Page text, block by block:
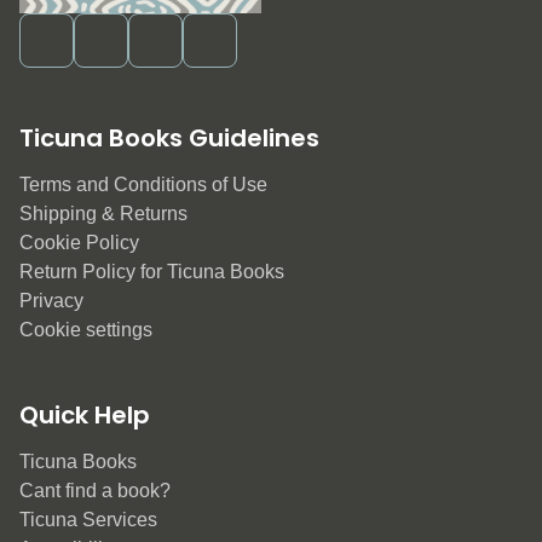
Ticuna Books Guidelines
Terms and Conditions of Use
Shipping & Returns
Cookie Policy
Return Policy for Ticuna Books
Privacy
Cookie settings
Quick Help
Ticuna Books
Cant find a book?
Ticuna Services